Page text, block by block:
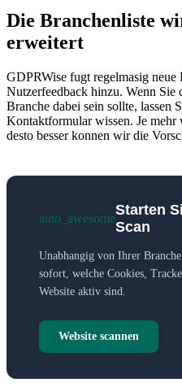
Die Branchenliste
erweitert
GDPRWise fugt regelmasig neue
Nutzerfeedback hinzu. Wenn Sie
Branche dabei sein sollte, lassen
Kontaktformular wissen. Je
desto besser konnen wir die
auto_awesome
Starten
Scan
Unabhangig von Ihrer
sofort, welche Cookies,
Website aktiv sind.
Website scannen